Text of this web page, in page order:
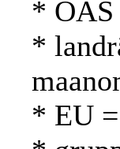
* OAS
*
* EU